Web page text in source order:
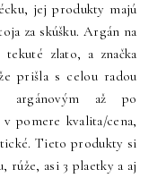
jej produkty majú
za skúšku. Argán na
zlato, a značka
prišla s celou radou
argánovým až po
pomere kvalita/cena,
Tieto produkty si
rúže, asi 3 plaetky a aj